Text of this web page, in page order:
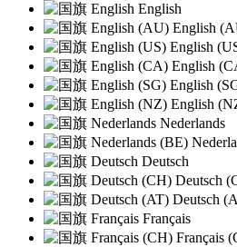
English
English
English
English
English
English
Nederlands
Deutsch
Deutsch
Deutsch
Français
Français